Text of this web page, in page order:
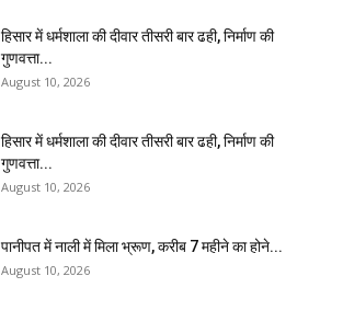
हिसार में धर्मशाला की दीवार तीसरी बार ढही, निर्माण की
गुणवत्ता...
August 10, 2026
हिसार में धर्मशाला की दीवार तीसरी बार ढही, निर्माण की
गुणवत्ता...
August 10, 2026
पानीपत में नाली में मिला भ्रूण, करीब 7 महीने का होने...
August 10, 2026